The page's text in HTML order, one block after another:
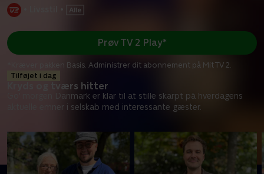
Tilføjet i dag
Kryds og tværs hitter
Go' morgen Danmark er klar til at stille skarpt på hverdagens
aktuelle emner i selskab med interessante gæster.
Prøv TV 2 Play*
*Kræver pakken Basis. Administrer dit abonnement på Mit TV 2.